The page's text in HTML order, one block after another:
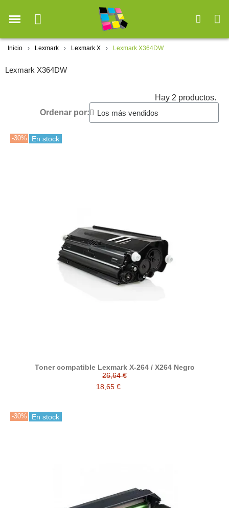
Inicio Lexmark Lexmark X Lexmark X364DW
Lexmark X364DW
Hay 2 productos.
Ordenar por:
-30% En stock
Toner compatible Lexmark X-264 / X264 Negro
26,64 €
18,65 €
-30% En stock